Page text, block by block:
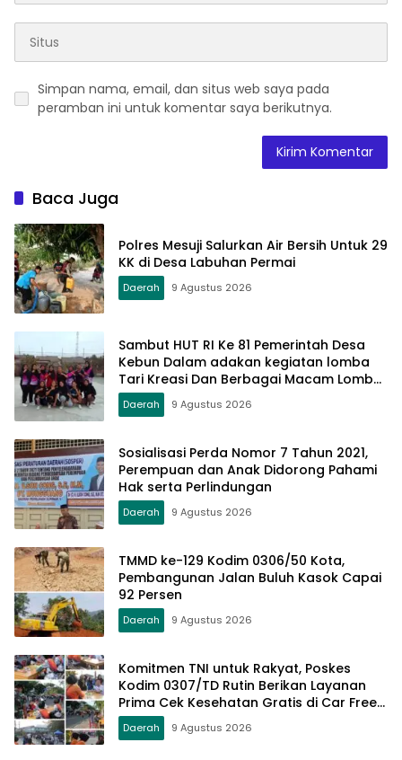
Simpan nama, email, dan situs web saya pada
peramban ini untuk komentar saya berikutnya.
Baca Juga
Polres Mesuji Salurkan Air Bersih Untuk 29
KK di Desa Labuhan Permai
Daerah 9 Agustus 2026
Sambut HUT RI Ke 81 Pemerintah Desa
Kebun Dalam adakan kegiatan lomba
Tari Kreasi Dan Berbagai Macam Lomba
Lainnya
Daerah 9 Agustus 2026
Sosialisasi Perda Nomor 7 Tahun 2021,
Perempuan dan Anak Didorong Pahami
Hak serta Perlindungan
Daerah 9 Agustus 2026
TMMD ke-129 Kodim 0306/50 Kota,
Pembangunan Jalan Buluh Kasok Capai
92 Persen
Daerah 9 Agustus 2026
Komitmen TNI untuk Rakyat, Poskes
Kodim 0307/TD Rutin Berikan Layanan
Prima Cek Kesehatan Gratis di Car Free
Day Setiap Minggu
Daerah 9 Agustus 2026